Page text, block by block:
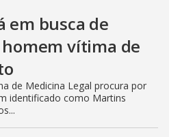
em busca de
vítima de
de Medicina Legal procura por
identificado como Martins